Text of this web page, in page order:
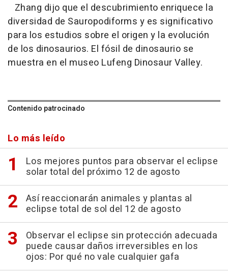
Zhang dijo que el descubrimiento enriquece la
diversidad de Sauropodiforms y es significativo
para los estudios sobre el origen y la evolución
de los dinosaurios. El fósil de dinosaurio se
muestra en el museo Lufeng Dinosaur Valley.
Contenido patrocinado
Lo más leído
Los mejores puntos para observar el eclipse
solar total del próximo 12 de agosto
Así reaccionarán animales y plantas al
eclipse total de sol del 12 de agosto
Observar el eclipse sin protección adecuada
puede causar daños irreversibles en los
ojos: Por qué no vale cualquier gafa